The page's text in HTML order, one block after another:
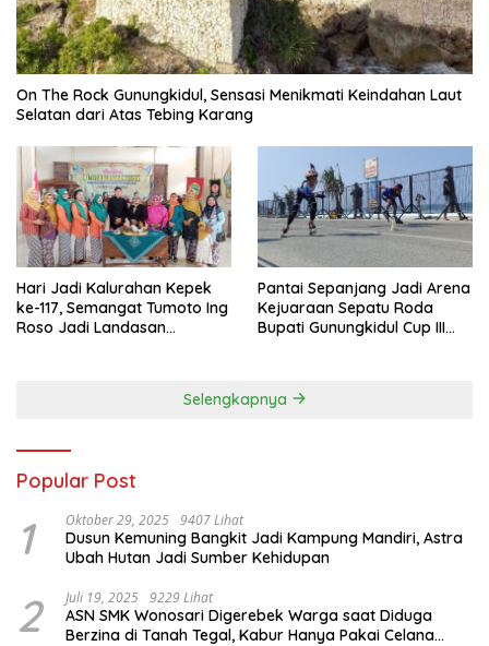
On The Rock Gunungkidul, Sensasi Menikmati Keindahan Laut
Selatan dari Atas Tebing Karang
Hari Jadi Kalurahan Kepek
ke-117, Semangat Tumoto Ing
Roso Jadi Landasan
Pantai Sepanjang Jadi Arena
Kejuaraan Sepatu Roda
Bupati Gunungkidul Cup III
Selengkapnya
Popular Post
1 Oktober 29, 2025 9407 Lihat
Dusun Kemuning Bangkit Jadi Kampung Mandiri, Astra
Ubah Hutan Jadi Sumber Kehidupan
2 Juli 19, 2025 9229 Lihat
ASN SMK Wonosari Digerebek Warga saat Diduga
Berzina di Tanah Tegal, Kabur Hanya Pakai Celana